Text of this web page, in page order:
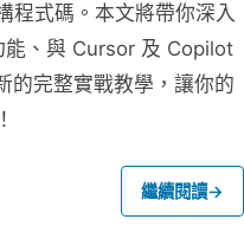
程式碼。本文將帶你深入
、與 Cursor 及 Copilot
的完整實戰教學，讓你的
繼續閱讀→